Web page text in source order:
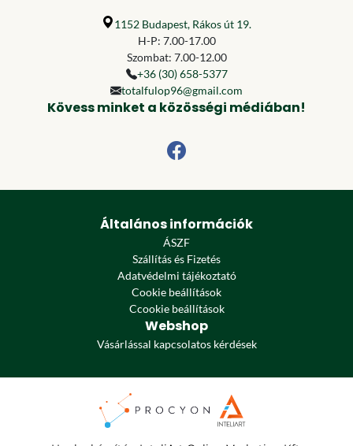
1152 Budapest, Rákos út 19.
H-P: 7.00-17.00
Szombat: 7.00-12.00
+36 (30) 658-5377
totalfulop96@gmail.com
Kövess minket a közösségi médiában!
Általános információk
ÁSZF
Szállítás és Fizetés
Adatvédelmi tájékoztató
Cookie beállítások
Ccookie beállítások
Webshop
Vásárlással kapcsolatos kérdések